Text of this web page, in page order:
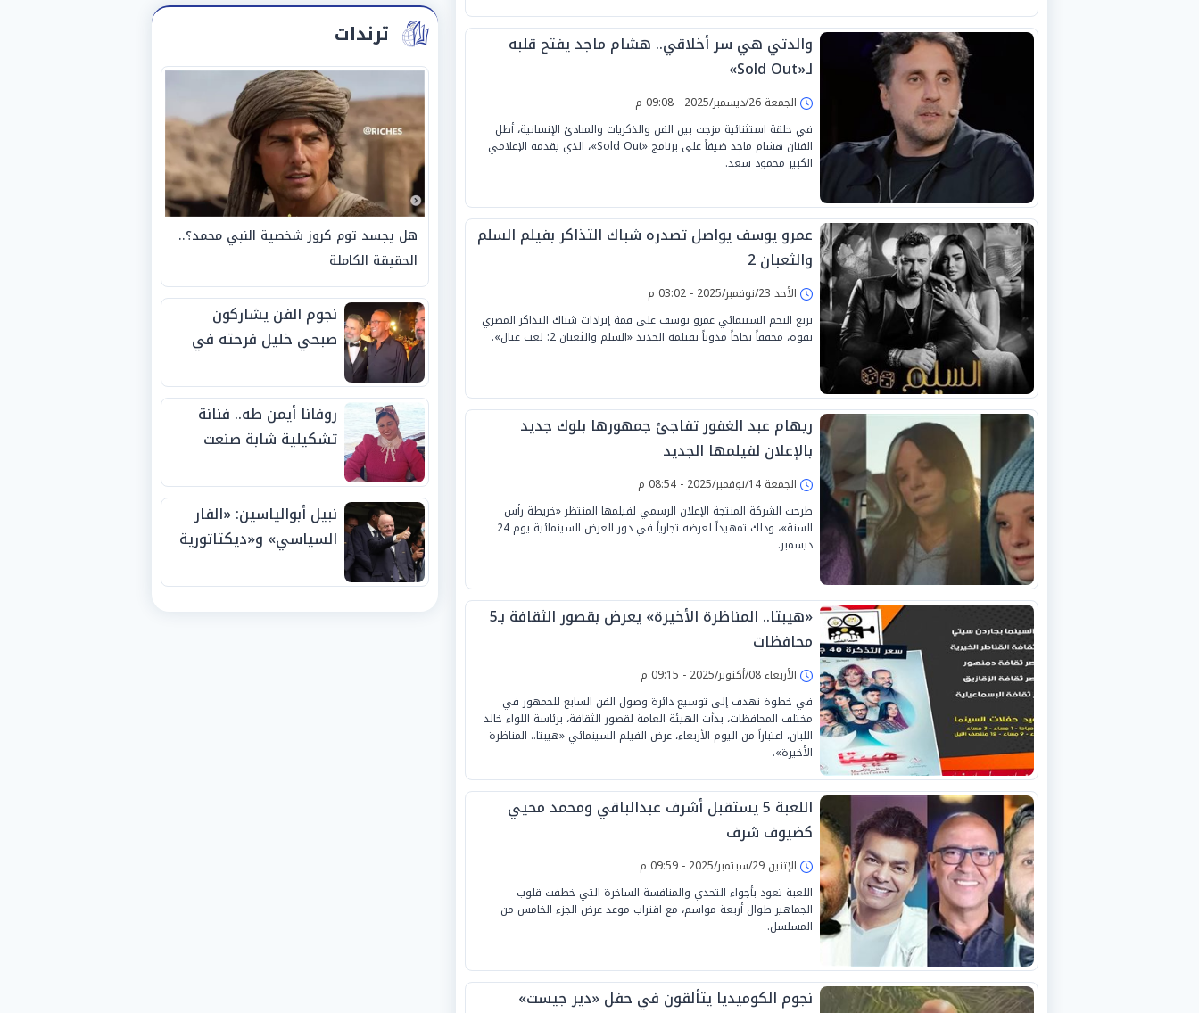
والدتي هي سر أخلاقي.. هشام ماجد يفتح قلبه
لـ«Sold Out»
الجمعة 26/ديسمبر/2025 - 09:08 م
في حلقة استثنائية مزجت بين الفن والذكريات والمبادئ الإنسانية، أطل
الفنان هشام ماجد ضيفاً على برنامج «Sold Out»، الذي يقدمه الإعلامي
الكبير محمود سعد.
عمرو يوسف يواصل تصدره شباك التذاكر بفيلم السلم
والثعبان 2
الأحد 23/نوفمبر/2025 - 03:02 م
تربع النجم السينمائي عمرو يوسف على قمة إيرادات شباك التذاكر المصري
بقوة، محققاً نجاحاً مدوياً بفيلمه الجديد «السلم والثعبان 2: لعب عيال».
ريهام عبد الغفور تفاجئ جمهورها بلوك جديد
بالإعلان لفيلمها الجديد
الجمعة 14/نوفمبر/2025 - 08:54 م
طرحت الشركة المنتجة الإعلان الرسمي لفيلمها المنتظر «خريطة رأس
السنة»، وذلك تمهيداً لعرضه تجارياً في دور العرض السينمائية يوم 24
ديسمبر.
«هيبتا.. المناظرة الأخيرة» يعرض بقصور الثقافة بـ5
محافظات
الأربعاء 08/أكتوبر/2025 - 09:15 م
في خطوة تهدف إلى توسيع دائرة وصول الفن السابع للجمهور في
مختلف المحافظات، بدأت الهيئة العامة لقصور الثقافة، برئاسة اللواء خالد
اللبان، اعتباراً من اليوم الأربعاء، عرض الفيلم السينمائي «هيبتا.. المناظرة
الأخيرة».
اللعبة 5 يستقبل أشرف عبدالباقي ومحمد محيي
كضيوف شرف
الإثنين 29/سبتمبر/2025 - 09:59 م
اللعبة تعود بأجواء التحدي والمنافسة الساخرة التي خطفت قلوب
الجماهير طوال أربعة مواسم، مع اقتراب موعد عرض الجزء الخامس من
المسلسل.
نجوم الكوميديا يتألقون في حفل «دير جيست»
ترندات
هل يجسد توم كروز شخصية النبي محمد؟..
الحقيقة الكاملة
نجوم الفن يشاركون
صبحي خليل فرحته في
روفانا أيمن طه.. فنانة
تشكيلية شابة صنعت
الجوائز منذ الصغر
نبيل أبوالياسين: «الفار
السياسي» و«ديكتاتورية
الفيفا».. وإقالة